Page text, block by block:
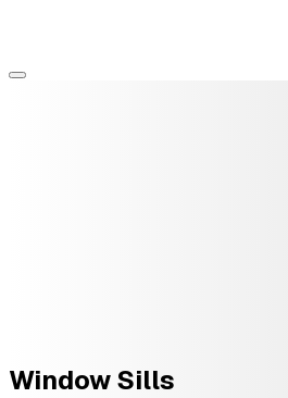
Window Sills